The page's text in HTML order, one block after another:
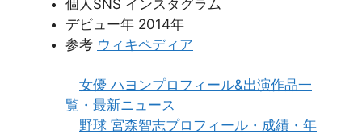
個人SNS インスタグラム
デビュー年 2014年
参考 ウィキペディア
女優 ハヨンプロフィール&出演作品一
覧・最新ニュース
野球 宮森智志プロフィール・成績・年